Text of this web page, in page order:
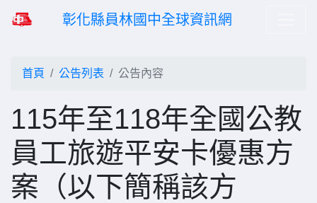
彰化縣員林國中全球資訊網
首頁 公告列表 公告內容
115年至118年全國公教
員工旅遊平安卡優惠方
案（以下簡稱該方